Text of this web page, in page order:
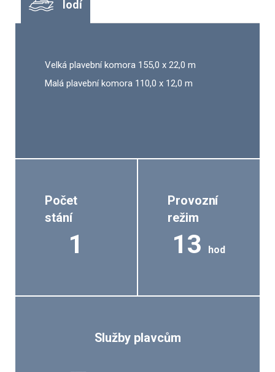
lodí
Velká plavební komora 155,0 x 22,0 m
Malá plavební komora 110,0 x 12,0 m
Počet
stání
1
Provozní
režim
13 hod
Služby plavcům